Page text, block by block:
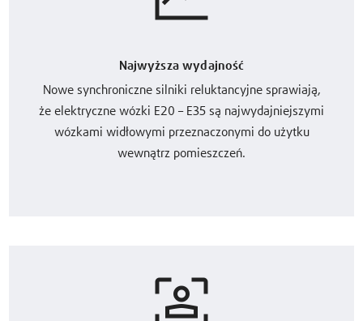
Najwyższa wydajność
Nowe synchroniczne silniki reluktancyjne sprawiają,
że elektryczne wózki E20 – E35 są najwydajniejszymi
wózkami widłowymi przeznaczonymi do użytku
wewnątrz pomieszczeń.